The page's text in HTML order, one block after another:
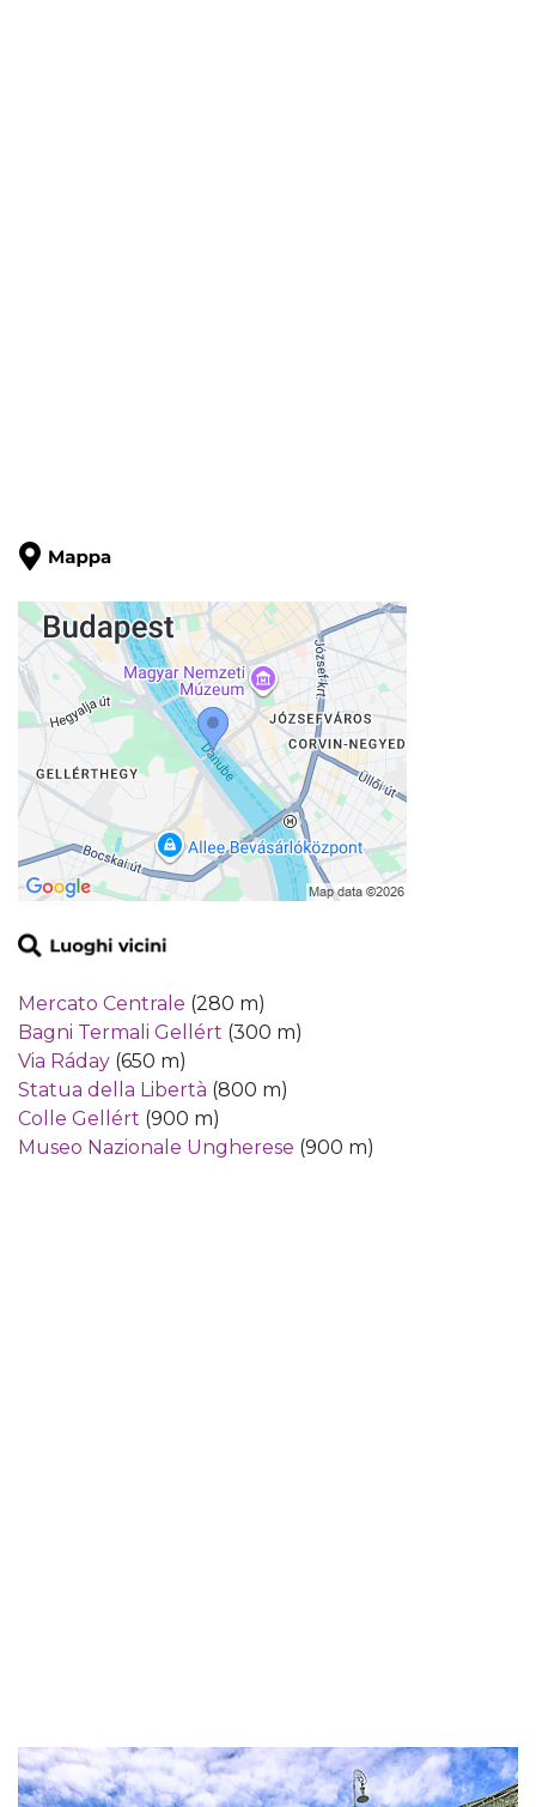
Mercato Centrale (280 m)
Bagni Termali Gellért (300 m)
Via Ráday (650 m)
Statua della Libertà (800 m)
Colle Gellért (900 m)
Museo Nazionale Ungherese (900 m)